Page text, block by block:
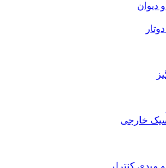
و دیوان
خارجی
میدی کنترلر